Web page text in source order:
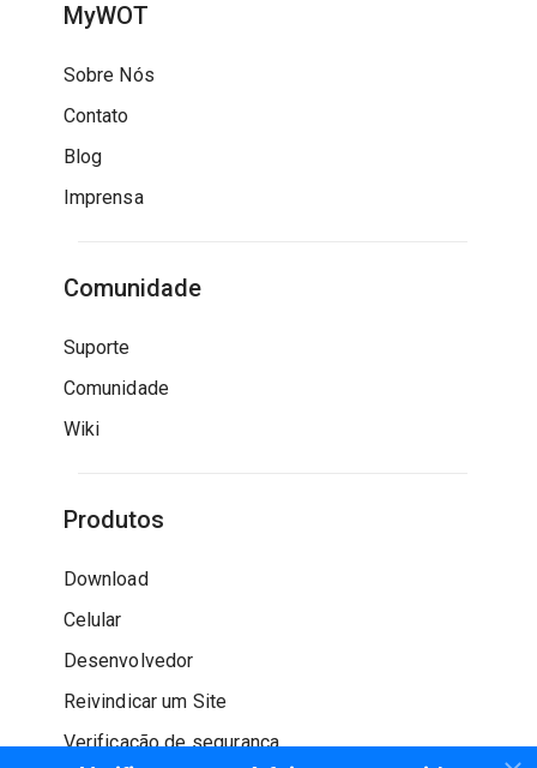
MyWOT
Sobre Nós
Contato
Blog
Imprensa
Comunidade
Suporte
Comunidade
Wiki
Produtos
Download
Celular
Desenvolvedor
Reivindicar um Site
Verificação de segurança